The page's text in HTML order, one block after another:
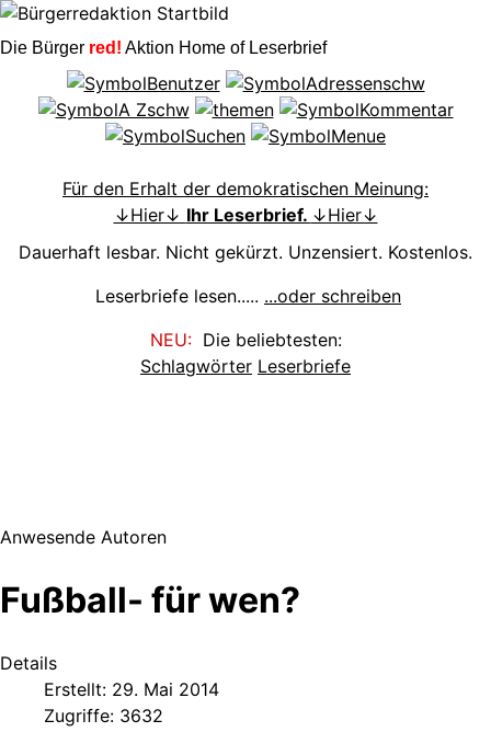
Die Bürger red! Aktion Home of Leserbrief
Für den Erhalt der demokratischen Meinung:
↓Hier↓ Ihr Leserbrief. ↓Hier↓
Dauerhaft lesbar. Nicht gekürzt. Unzensiert. Kostenlos.
Leserbriefe lesen..... ...oder schreiben
NEU:Die beliebtesten:
Schlagwörter Leserbriefe
Anwesende Autoren
Fußball- für wen?
Details
Erstellt: 29. Mai 2014
Zugriffe: 3632